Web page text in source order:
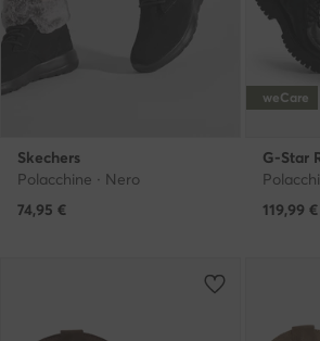
Skechers
Polacchine · Nero
74,95 €
weCare
G-Star
119,99 €